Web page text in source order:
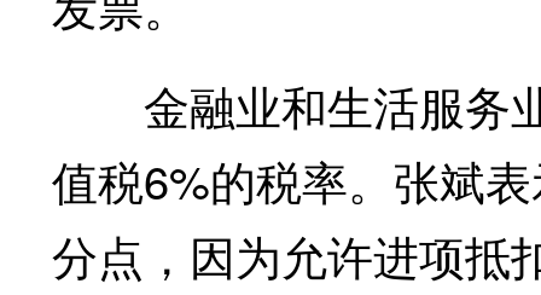
金融业和生活服务
值税6%的税率。张斌
分点，因为允许进项抵